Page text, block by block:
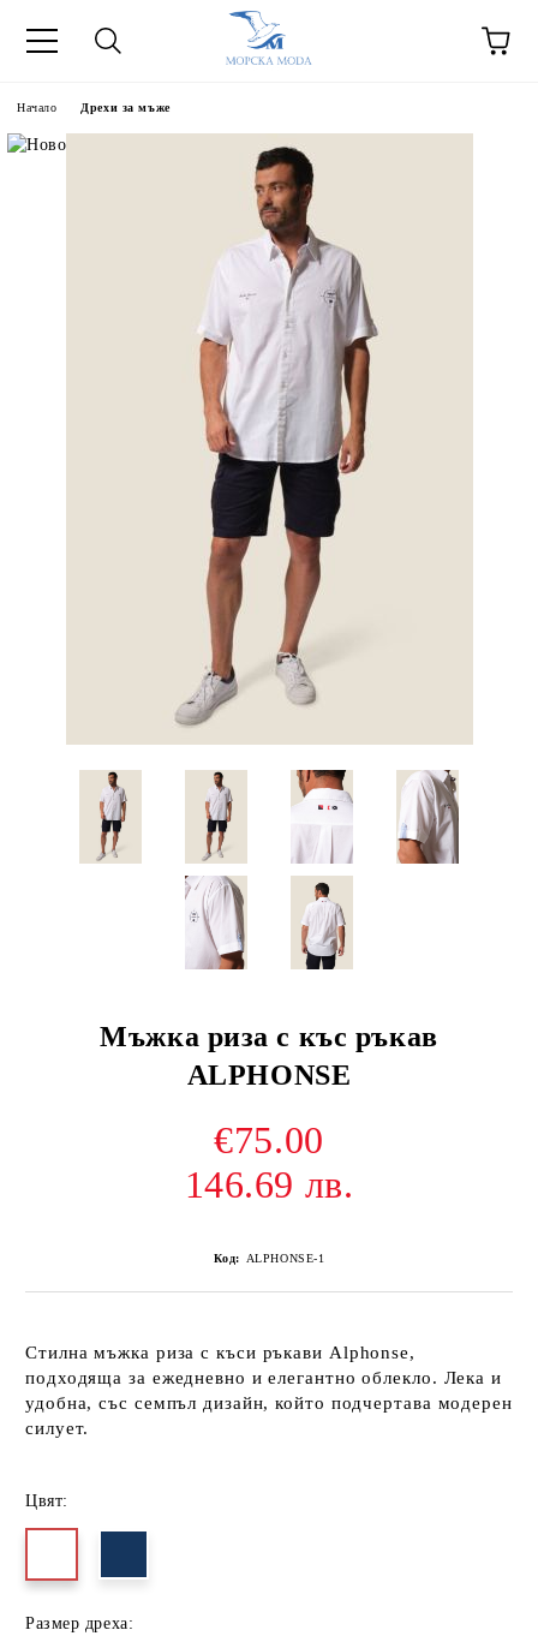
Начало Дрехи за мъже
Мъжка риза с къс ръкав
ALPHONSE
€75.00
146.69 лв.
Код: ALPHONSE-1
Стилнамъжка риза с къси ръкави Alphonse,
подходяща за ежедневно и елегантно облекло. Лека и
удобна, със семпъл дизайн, който подчертава модерен
силует.
Цвят:
Размер дреха: